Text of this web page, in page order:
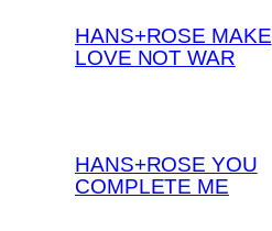
HANS+ROSE MAKE
LOVE NOT WAR
HANS+ROSE YOU
COMPLETE ME